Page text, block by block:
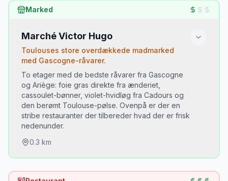
Marked
Marché Victor Hugo
Toulouses store overdækkede madmarked
med Gascogne-råvarer.
To etager med de bedste råvarer fra Gascogne
og Ariège: foie gras direkte fra ænderiet,
cassoulet-bønner, violet-hvidløg fra Cadours og
den berømt Toulouse-pølse. Ovenpå er der en
stribe restauranter der tilbereder hvad der er frisk
nedenunder.
0.3 km
Du skal prøve: